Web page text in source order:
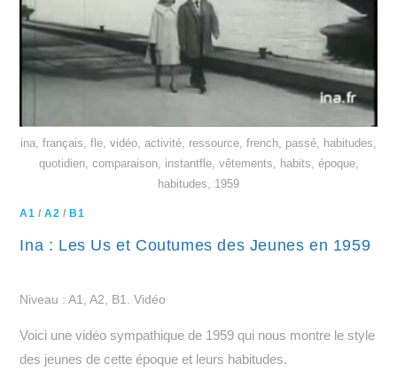
ina, français, fle, vidéo, activité, ressource, french, passé, habitudes,
quotidien, comparaison, instantfle, vêtements, habits, époque,
habitudes, 1959
A1 /A2 /B1
Ina : Les Us et Coutumes des Jeunes en 1959
Niveau : A1, A2, B1. Vidéo
Voici une vidéo sympathique de 1959 qui nous montre le style
des jeunes de cette époque et leurs habitudes.